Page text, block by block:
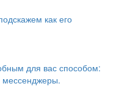
как его
для вас способом:
мессенджеры.